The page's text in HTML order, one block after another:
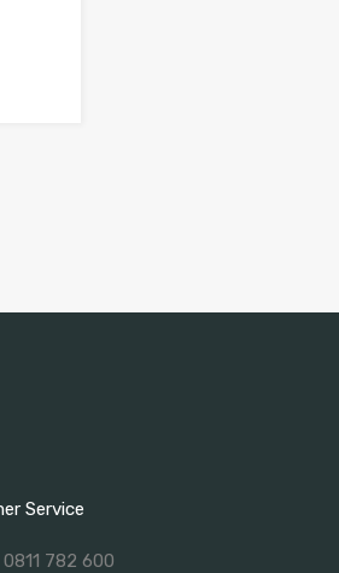
Service
0811 782 600